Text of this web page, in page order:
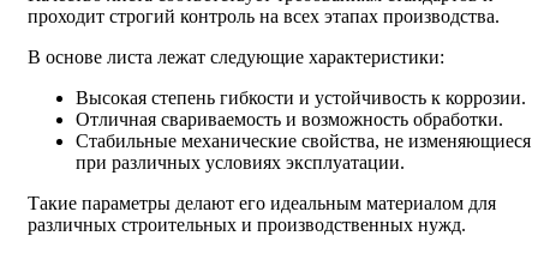
проходит строгий контроль на всех этапах производства.
В основе листа лежат следующие характеристики:
Высокая степень гибкости и устойчивость к коррозии.
Отличная свариваемость и возможность обработки.
Стабильные механические свойства, не изменяющиеся
при различных условиях эксплуатации.
Такие параметры делают его идеальным материалом для
различных строительных и производственных нужд.